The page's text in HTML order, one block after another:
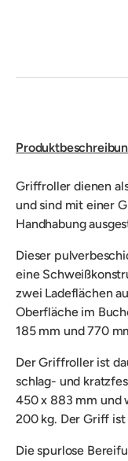
Griffroller dienen
und sind mit einer
Handhabung
Dieser
eine
zwei Ladeflächen
Oberfläche im
185 mm und 770
Der Griffroller ist
schlag- und
450 x 883 mm und
200 kg. Der Griff ist
Diespurlose